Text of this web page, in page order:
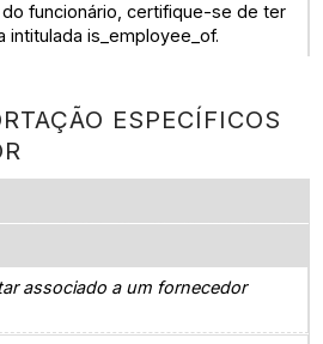
funcionário, certifique-se de ter
intitulada is_employee_of.
ESPECÍFICOS
associado a um fornecedor